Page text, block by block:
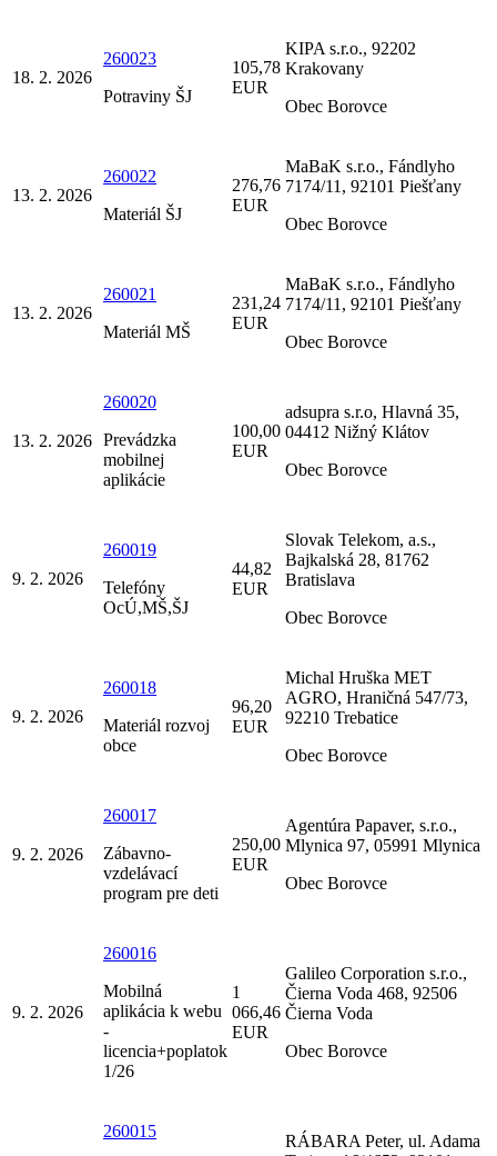
18. 2. 2026
260023
Potraviny ŠJ
105,78
EUR
KIPA s.r.o., 92202
Krakovany
Obec Borovce
13. 2. 2026
260022
Materiál ŠJ
276,76
EUR
MaBaK s.r.o., Fándlyho
7174/11, 92101 Piešťany
Obec Borovce
13. 2. 2026
260021
Materiál MŠ
231,24
EUR
MaBaK s.r.o., Fándlyho
7174/11, 92101 Piešťany
Obec Borovce
13. 2. 2026
260020
Prevádzka
mobilnej
aplikácie
100,00
EUR
adsupra s.r.o, Hlavná 35,
04412 Nižný Klátov
Obec Borovce
9. 2. 2026
260019
Telefóny
OcÚ,MŠ,ŠJ
44,82
EUR
Slovak Telekom, a.s.,
Bajkalská 28, 81762
Bratislava
Obec Borovce
9. 2. 2026
260018
Materiál rozvoj
obce
96,20
EUR
Michal Hruška MET
AGRO, Hraničná 547/73,
92210 Trebatice
Obec Borovce
9. 2. 2026
260017
Zábavno-
vzdelávací
program pre deti
250,00
EUR
Agentúra Papaver, s.r.o.,
Mlynica 97, 05991 Mlynica
Obec Borovce
9. 2. 2026
260016
Mobilná
aplikácia k webu
-
licencia+poplatok
1/26
1
066,46
EUR
Galileo Corporation s.r.o.,
Čierna Voda 468, 92506
Čierna Voda
Obec Borovce
260015
RÁBARA Peter, ul. Adama